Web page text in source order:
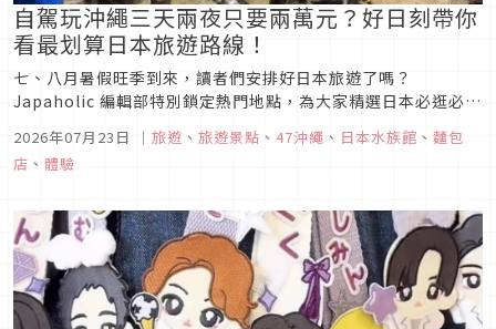
自駕玩沖繩三天兩夜只要兩萬元？好日刻帶你
看最划算日本旅遊路線！
七、八月暑假旺季到來，讀者們安排好日本旅遊了嗎？
Japaholic 編輯部特別鎖定熱門地點，為大家精選日本必逛必玩
的沖繩好去處，並挑戰將三天兩夜總預算壓縮在兩萬元內。不論
是家庭旅遊，還是情侶出遊都可以參考這些路線。一起來看看這
些編輯部特別推薦的旅遊去處吧！
2026年07月23日 ｜ 旅遊 、 旅遊景點 、 47沖繩 、 日本水族館 、 麵包
店 、 體驗